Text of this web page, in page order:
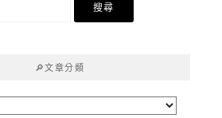
🔎文章分類